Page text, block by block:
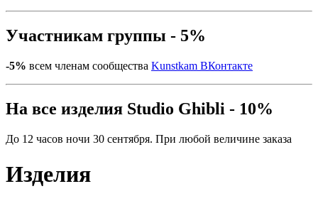
Участникам группы - 5%
-5% всем членам сообщества Kunstkam ВКонтакте
На все изделия Studio Ghibli - 10%
До 12 часов ночи 30 сентября. При любой величине заказа
Изделия